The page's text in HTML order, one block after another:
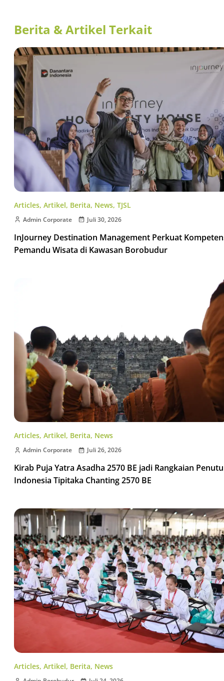
Berita & Artikel Terkait
Articles, Artikel, Berita, News, TJSL
Admin Corporate Juli 30, 2026
InJourney Destination Management Perkuat
Pemandu Wisata di Kawasan Borobudur
Articles, Artikel, Berita, News
Admin Corporate Juli 26, 2026
Kirab Puja Yatra Asadha 2570 BE jadi Rangkaian
Indonesia Tipitaka Chanting 2570 BE
Articles, Artikel, Berita, News